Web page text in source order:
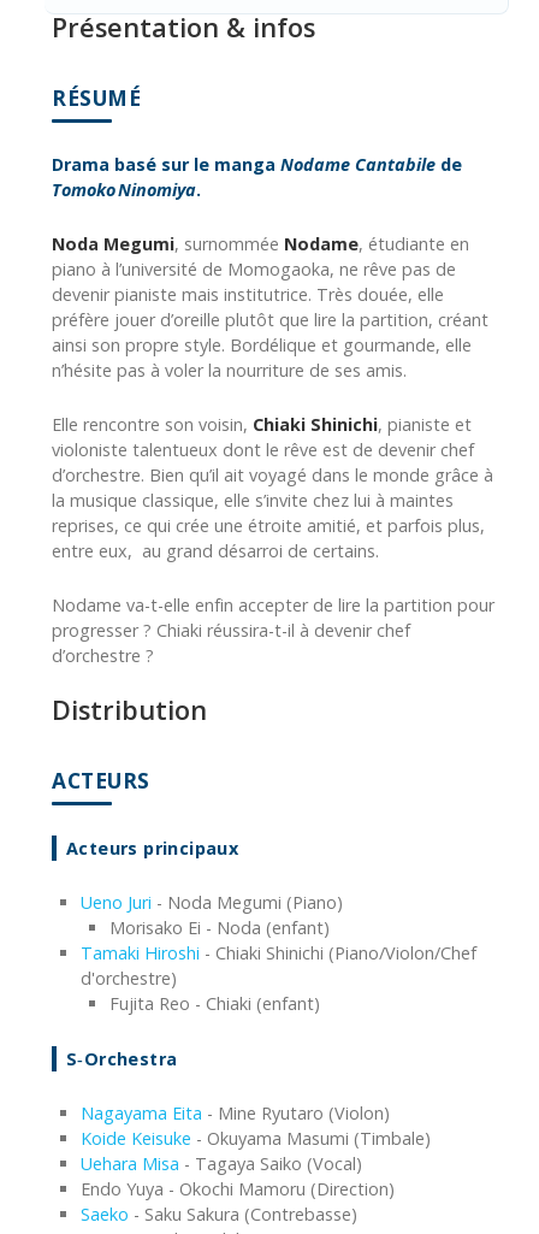
Présentation & infos
RÉSUMÉ
Drama basé sur le manga Nodame Cantabile de
Tomoko Ninomiya.
Noda Megumi, surnommée Nodame, étudiante en
piano à l’université de Momogaoka, ne rêve pas de
devenir pianiste mais institutrice. Très douée, elle
préfère jouer d’oreille plutôt que lire la partition, créant
ainsi son propre style. Bordélique et gourmande, elle
n’hésite pas à voler la nourriture de ses amis.
Elle rencontre son voisin, Chiaki Shinichi, pianiste et
violoniste talentueux dont le rêve est de devenir chef
d’orchestre. Bien qu’il ait voyagé dans le monde grâce à
la musique classique, elle s’invite chez lui à maintes
reprises, ce qui crée une étroite amitié, et parfois plus,
entre eux, au grand désarroi de certains.
Nodame va-t-elle enfin accepter de lire la partition pour
progresser ? Chiaki réussira-t-il à devenir chef
d’orchestre ?
Distribution
ACTEURS
Acteurs principaux
Ueno Juri - Noda Megumi (Piano)
Morisako Ei - Noda (enfant)
Tamaki Hiroshi - Chiaki Shinichi (Piano/Violon/Chef
d'orchestre)
Fujita Reo - Chiaki (enfant)
S‑Orchestra
Nagayama Eita - Mine Ryutaro (Violon)
Koide Keisuke - Okuyama Masumi (Timbale)
Uehara Misa - Tagaya Saiko (Vocal)
Endo Yuya - Okochi Mamoru (Direction)
Saeko - Saku Sakura (Contrebasse)